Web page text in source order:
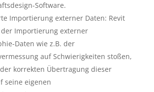
Software.
Importierung externer Daten: Revit
Importierung externer
Daten wie z.B. der
auf Schwierigkeiten stoßen,
korrekten Übertragung dieser
seine eigenen